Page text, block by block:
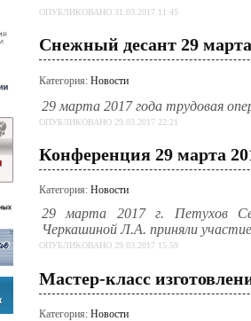
ОПУБЛИКОВАНО 31.03.2017 11:45
Снежный десант 29
Категория: Новости
29 марта 2017 года трудовая
ОПУБЛИКОВАНО 29.03.2017 22:21
Конференция 29 марта
Категория: Новости
29 марта 2017 г. Петухов
Черкашиной Л.А. приняли
ОПУБЛИКОВАНО 29.03.2017 15:59
Мастер-класс
Категория: Новости